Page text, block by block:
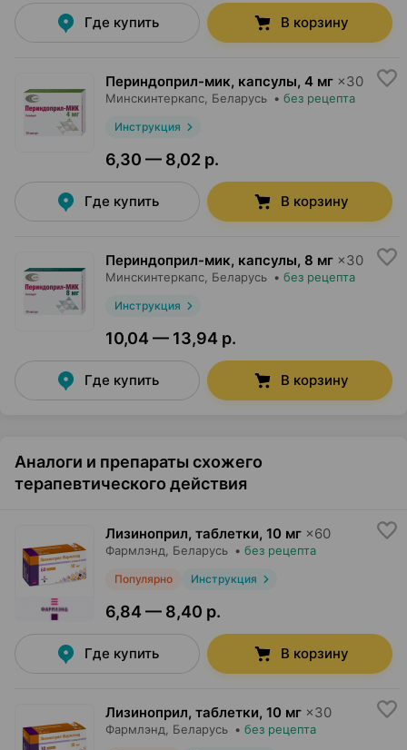
Где купить В корзину
Периндоприл-мик, капсулы, 4 мг ×30
Минскинтеркапс , Беларусь • без рецепта
Инструкция
6,30 — 8,02 р.
Где купить В корзину
Периндоприл-мик, капсулы, 8 мг ×30
Минскинтеркапс , Беларусь • без рецепта
Инструкция
10,04 — 13,94 р.
Где купить В корзину
Аналоги и препараты схожего
терапевтического действия
Лизиноприл, таблетки, 10 мг ×60
Фармлэнд , Беларусь • без рецепта
Популярно Инструкция
6,84 — 8,40 р.
Где купить В корзину
Лизиноприл, таблетки, 10 мг ×30
Фармлэнд , Беларусь • без рецепта